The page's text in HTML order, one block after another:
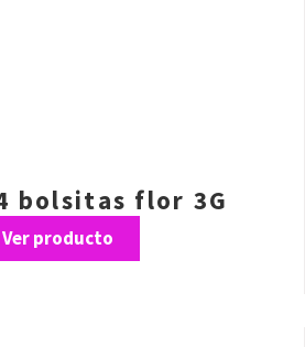
bolsitas flor 3G
Ver producto